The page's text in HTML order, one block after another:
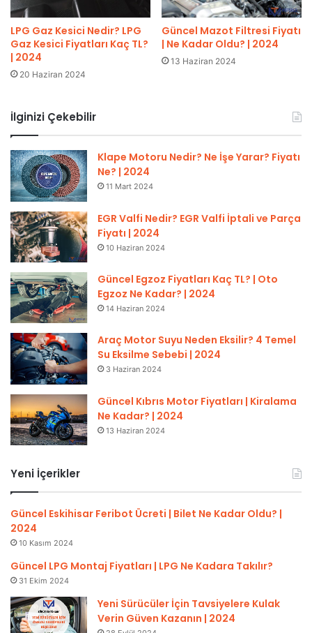
LPG Gaz Kesici Nedir? LPG
Gaz Kesici Fiyatları Kaç TL?
| 2024
20 Haziran 2024
Güncel Mazot Filtresi Fiyatı
| Ne Kadar Oldu? | 2024
13 Haziran 2024
İlginizi Çekebilir
Klape Motoru Nedir? Ne İşe Yarar? Fiyatı
Ne? | 2024
11 Mart 2024
EGR Valfi Nedir? EGR Valfi İptali ve Parça
Fiyatı | 2024
10 Haziran 2024
Güncel Egzoz Fiyatları Kaç TL? | Oto
Egzoz Ne Kadar? | 2024
14 Haziran 2024
Araç Motor Suyu Neden Eksilir? 4 Temel
Su Eksilme Sebebi | 2024
3 Haziran 2024
Güncel Kıbrıs Motor Fiyatları | Kiralama
Ne Kadar? | 2024
13 Haziran 2024
Yeni İçerikler
Güncel Eskihisar Feribot Ücreti | Bilet Ne Kadar Oldu? |
2024
10 Kasım 2024
Güncel LPG Montaj Fiyatları | LPG Ne Kadara Takılır?
31 Ekim 2024
Yeni Sürücüler İçin Tavsiyelere Kulak
Verin Güven Kazanın | 2024